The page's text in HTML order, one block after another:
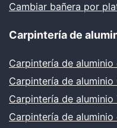
Cambiar bañera por
Carpintería de
Carpintería de aluminio
Carpintería de aluminio
Carpintería de aluminio
Carpintería de aluminio